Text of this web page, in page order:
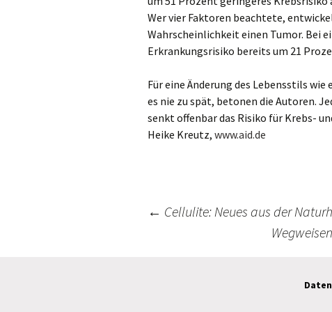
Wer vier Faktoren beachtete,
Wahrscheinlichkeit einen Tumor. Bei
Erkrankungsrisiko bereits um 21
Für eine Änderung des Lebensstils
es nie zu spät, betonen die Autoren.
senkt offenbar das Risiko für Krebs-
Heike Kreutz, www.aid.de
← Cellulite: Neues aus der